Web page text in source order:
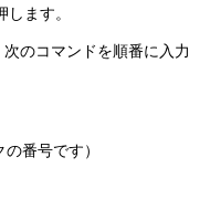
します。
のコマンドを順番に入力
番号です）